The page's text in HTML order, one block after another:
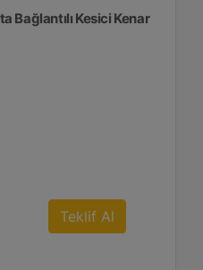
Bağlantılı Kesici Kenar
Teklif Al